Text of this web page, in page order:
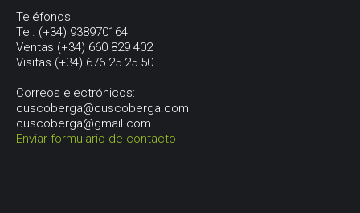
Teléfonos:
Tel. (+34) 938970164
Ventas (+34) 660 829 402
Visitas (+34) 676 25 25 50
Correos electrónicos:
cuscoberga@cuscoberga.com
cuscoberga@gmail.com
Enviar formulario de contacto